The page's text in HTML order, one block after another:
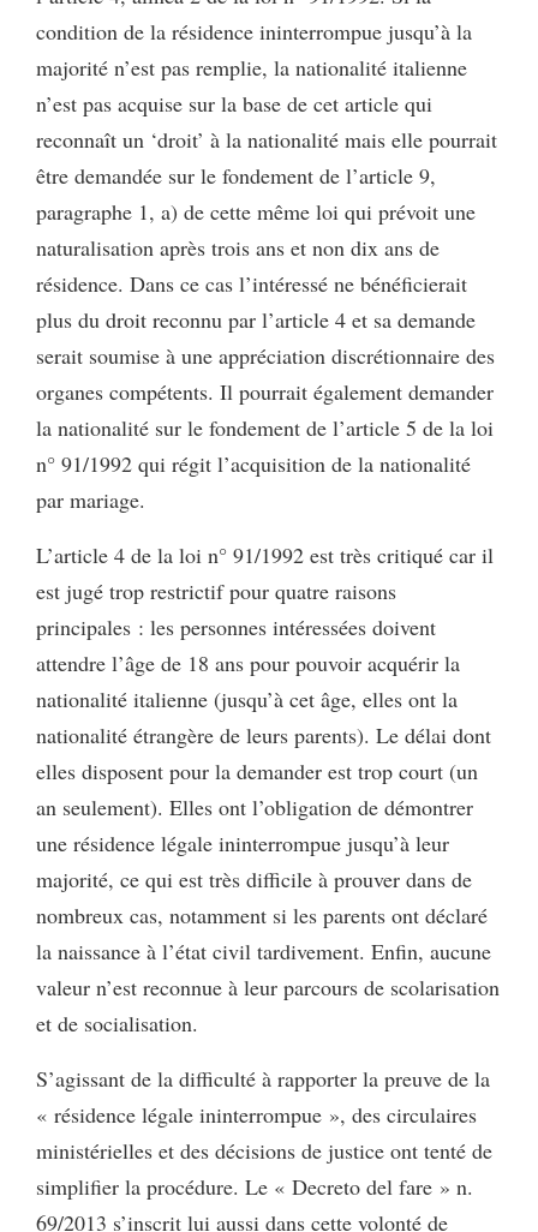
condition de la résidence ininterrompue jusqu’à la
majorité n’est pas remplie, la nationalité italienne
n’est pas acquise sur la base de cet article qui
reconnaît un ‘droit’ à la nationalité mais elle pourrait
être demandée sur le fondement de l’article 9,
paragraphe 1, a) de cette même loi qui prévoit une
naturalisation après trois ans et non dix ans de
résidence. Dans ce cas l’intéressé ne bénéficierait
plus du droit reconnu par l’article 4 et sa demande
serait soumise à une appréciation discrétionnaire des
organes compétents. Il pourrait également demander
la nationalité sur le fondement de l’article 5 de la loi
n° 91/1992 qui régit l’acquisition de la nationalité
par mariage.
L’article 4 de la loi n° 91/1992 est très critiqué car il
est jugé trop restrictif pour quatre raisons
principales : les personnes intéressées doivent
attendre l’âge de 18 ans pour pouvoir acquérir la
nationalité italienne (jusqu’à cet âge, elles ont la
nationalité étrangère de leurs parents). Le délai dont
elles disposent pour la demander est trop court (un
an seulement). Elles ont l’obligation de démontrer
une résidence légale ininterrompue jusqu’à leur
majorité, ce qui est très difficile à prouver dans de
nombreux cas, notamment si les parents ont déclaré
la naissance à l’état civil tardivement. Enfin, aucune
valeur n’est reconnue à leur parcours de scolarisation
et de socialisation.
S’agissant de la difficulté à rapporter la preuve de la
« résidence légale ininterrompue », des circulaires
ministérielles et des décisions de justice ont tenté de
simplifier la procédure. Le « Decreto del fare » n.
69/2013 s’inscrit lui aussi dans cette volonté de